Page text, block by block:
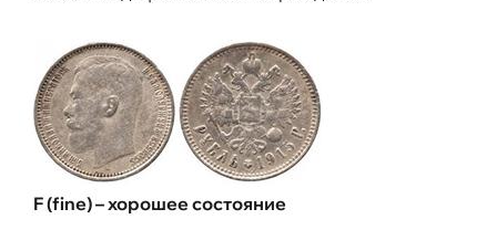
F (fine) – хорошее состояние